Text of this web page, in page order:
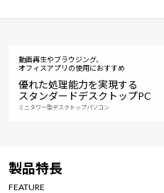
サーバー
ワークステーション
Windows 11
MousePro
iiyama
動画再生やブラウジング、
オフィスアプリの使用におすすめ
優れた処理能力を実現する
スタンダードデスクトップPC
ミニタワー型デスクトップパソコン
製品特長
FEATURE